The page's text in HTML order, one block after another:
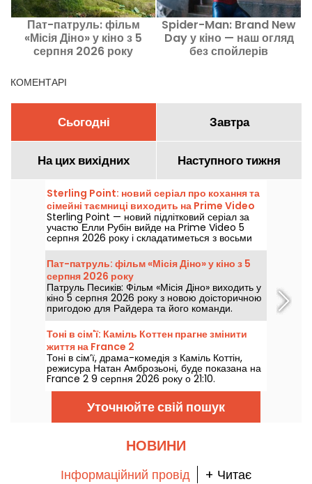
Пат-патруль: фільм
«Місія Діно» у кіно з 5
серпня 2026 року
Spider-Man: Brand New
Day у кіно — наш огляд
без спойлерів
КОМЕНТАРІ
Сьогодні Завтра
На цих вихідних Наступного тижня
Sterling Point: новий серіал про кохання та
сімейні таємниці виходить на Prime Video
Sterling Point — новий підлітковий серіал за
участю Елли Рубін вийде на Prime Video 5
серпня 2026 року і складатиметься з восьми
серій.
Пат-патруль: фільм «Місія Діно» у кіно з 5
серпня 2026 року
Патруль Песиків: Фільм «Місія Діно» виходить у
кіно 5 серпня 2026 року з новою доісторичною
пригодою для Райдера та його команди.
Тоні в сім'ї: Каміль Коттен прагне змінити
життя на France 2
Тоні в сім’ї, драма-комедія з Каміль Коттін,
режисура Натан Амброзьоні, буде показана на
France 2 9 серпня 2026 року о 21:10.
Уточнюйте свій пошук
НОВИНИ
Інформаційний провід + Читає